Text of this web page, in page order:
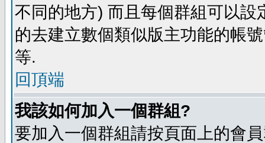
不同的地方) 而且每個群組可以
的去建立數個類似版主功能的帳
等.
回頂端
我該如何加入一個群組?
要加入一個群組請按頁面上的會